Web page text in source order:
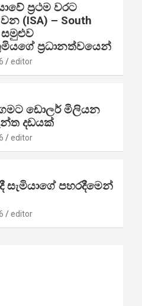
ප්‍රථම වරට
(ISA) – South
සමුළුව
ප්‍රධානත්වයෙන්
editor
ඩොලර් මිලියන
දඩයක්
editor
සැමියාගේ පහරදීමෙන්
editor